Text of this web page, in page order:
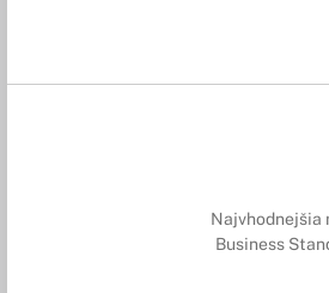
Najvhodnejšia
Business